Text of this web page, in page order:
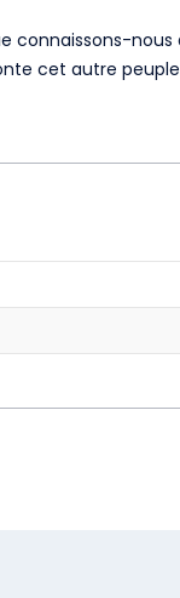
connaissons-
cet autre peuple